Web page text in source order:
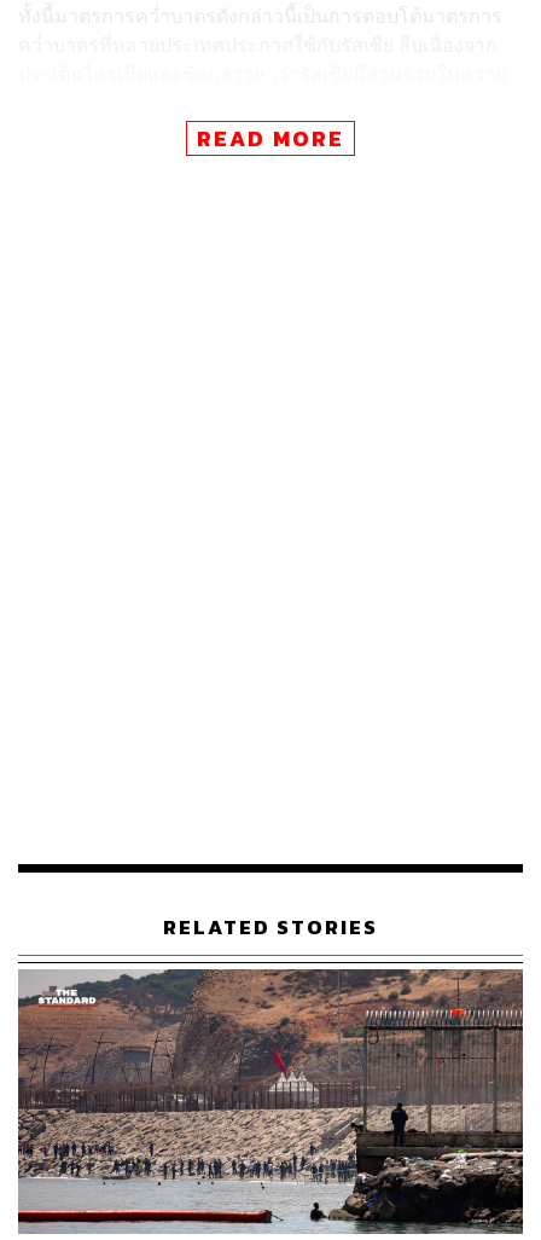
ทั้งนี้มาตรการคว่ำบาตรดังกล่าวนี้เป็นการตอบโต้มาตรการ
ภาสิณี เพิ่มพันธุ์พงศ์
READ MORE
RELATED STORIES